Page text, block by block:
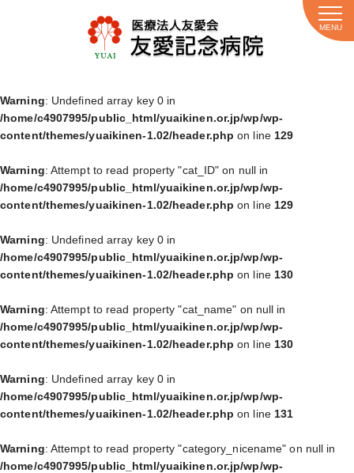
MENU
Warning: Undefined array key 0 in
/home/c4907995/public_html/yuaikinen.or.jp/wp/wp-
content/themes/yuaikinen-1.02/header.php on line 129
Warning: Attempt to read property "cat_ID" on null in
/home/c4907995/public_html/yuaikinen.or.jp/wp/wp-
content/themes/yuaikinen-1.02/header.php on line 129
Warning: Undefined array key 0 in
/home/c4907995/public_html/yuaikinen.or.jp/wp/wp-
content/themes/yuaikinen-1.02/header.php on line 130
Warning: Attempt to read property "cat_name" on null in
/home/c4907995/public_html/yuaikinen.or.jp/wp/wp-
content/themes/yuaikinen-1.02/header.php on line 130
Warning: Undefined array key 0 in
/home/c4907995/public_html/yuaikinen.or.jp/wp/wp-
content/themes/yuaikinen-1.02/header.php on line 131
Warning: Attempt to read property "category_nicename" on null in
/home/c4907995/public_html/yuaikinen.or.jp/wp/wp-